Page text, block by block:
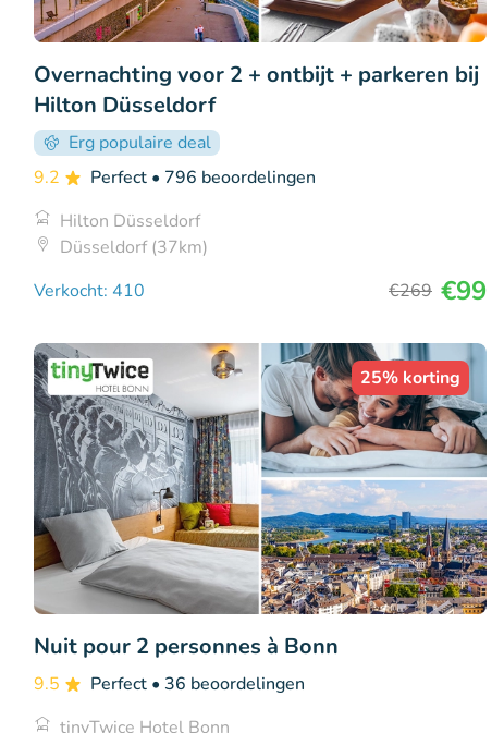
Overnachting voor 2 + ontbijt + parkeren bij
Hilton Düsseldorf
Erg populaire deal
9.2
Perfect • 796 beoordelingen
Hilton Düsseldorf
Düsseldorf (37km)
Verkocht: 410
€269 €99
25% korting
Nuit pour 2 personnes à Bonn
9.5 Perfect • 36 beoordelingen
tinyTwice Hotel Bonn